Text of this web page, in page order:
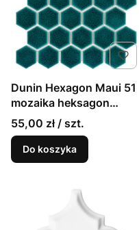
Dunin Hexagon Maui 51
mozaika heksagon
zielony 28x27,1
55,00 zł / szt.
Do koszyka